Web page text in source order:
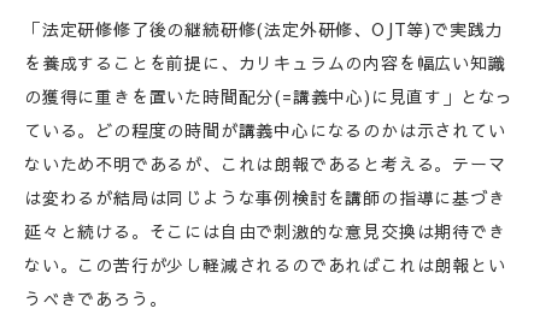
「法定研修修了後の継続研修(法定外研修、OJT等)で実践力
を養成することを前提に、カリキュラムの内容を幅広い知識
の獲得に重きを置いた時間配分(=講義中心)に見直す」となっ
ている。どの程度の時間が講義中心になるのかは示されてい
ないため不明であるが、これは朗報であると考える。テーマ
は変わるが結局は同じような事例検討を講師の指導に基づき
延々と続ける。そこには自由で刺激的な意見交換は期待でき
ない。この苦行が少し軽減されるのであればこれは朗報とい
うべきであろう。